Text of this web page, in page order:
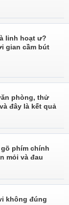
linh hoạt ư?
gian cầm bút
phòng, thử
đây là kết quả
phím chính
mỏi và đau
không đúng